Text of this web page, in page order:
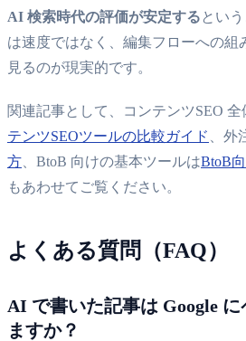
AI 検索時代の評価が安定する とい
は速度ではなく、編集フローへの組
見るのが現実的です。
関連記事として、コンテンツSEO
テンツSEOツールの比較ガイド
、外
方 、BtoB 向けの基本ツールはBtoB
もあわせてご覧ください。
よくある質問（FAQ）
AI で書いた記事は Google
ますか？